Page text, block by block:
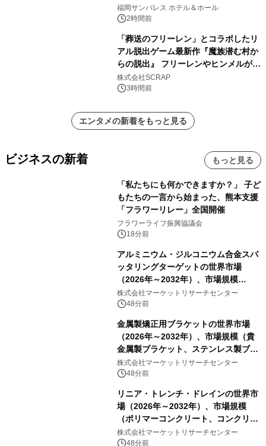
福岡サンパレス ホテル＆ホール
2時間前
「葬送のフリーレン」とコラボしたリ
アル脱出ゲーム最新作『魔族潜む村か
らの脱出』 フリーレンやヒンメルが武
器を手に魔族を見据える描き下ろしメ
インビジュアル公開
株式会社SCRAP
3時間前
エンタメの新着をもっと見る
ビジネスの新着 もっと見る
「私たちにも何かできますか？」 子ど
もたちの一言から始まった、熊本支援
「フラワーリレー」全国開催
フラワーライフ振興協議会
18分前
アルミニウム・ジルコニウム合金スパ
ッタリングターゲットの世界市場
（2026年～2032年）、市場規模
（0.995、0.999、その他）・分析レポ
ートを発表
株式会社マーケットリサーチセンター
48分前
金属製矯正用ブラケットの世界市場
（2026年～2032年）、市場規模（貴
金属製ブラケット、ステンレス製ブラ
ケット、純チタン製ブラケット）・分
析レポートを発表
株式会社マーケットリサーチセンター
48分前
リニア・トレンチ・ドレインの世界市
場（2026年～2032年）、市場規模
（ポリマーコンクリート、コンクリー
ト、プラスチック、金属）・分析レポ
ートを発表
株式会社マーケットリサーチセンター
48分前